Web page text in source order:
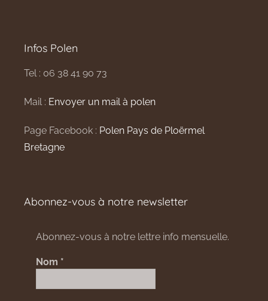
Infos Polen
Tel : 06 38 41 90 73
Mail : Envoyer un mail à polen
Page Facebook : Polen Pays de Ploërmel
Bretagne
Abonnez-vous à notre newsletter
Abonnez-vous à notre lettre info mensuelle.
Nom *